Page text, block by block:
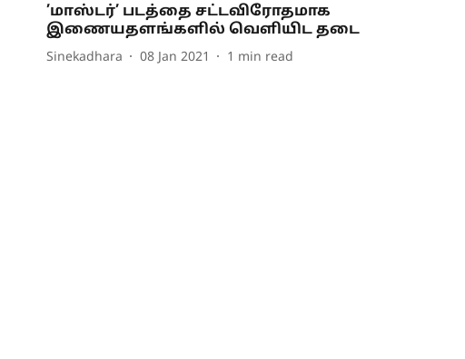
’மாஸ்டர்’ படத்தை சட்டவிரோதமாக
இணையதளங்களில் வெளியிட தடை
Sinekadhara 08 Jan 2021 1 min read